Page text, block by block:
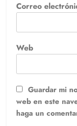
Correo
Web
Guardar mi
web en este
haga un